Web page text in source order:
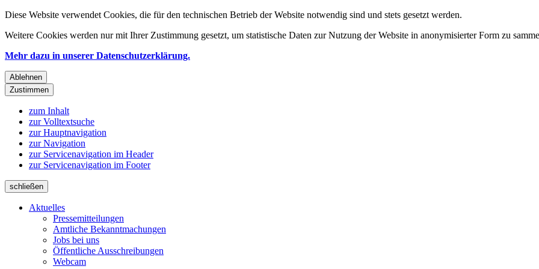
Diese Website verwendet Cookies, die für den technischen Betrieb der Website notwendig sind und stets gesetzt werden.
Weitere Cookies werden nur mit Ihrer Zustimmung gesetzt, um statistische Daten zur Nutzung der Website in anonymisierter Form zu
Mehr dazu in unserer Datenschutzerklärung.
Ablehnen
Zustimmen
zum Inhalt
zur Volltextsuche
zur Hauptnavigation
zur Navigation
zur Servicenavigation im Header
zur Servicenavigation im Footer
schließen
Aktuelles
Pressemitteilungen
Amtliche Bekanntmachungen
Jobs bei uns
Öffentliche Ausschreibungen
Webcam